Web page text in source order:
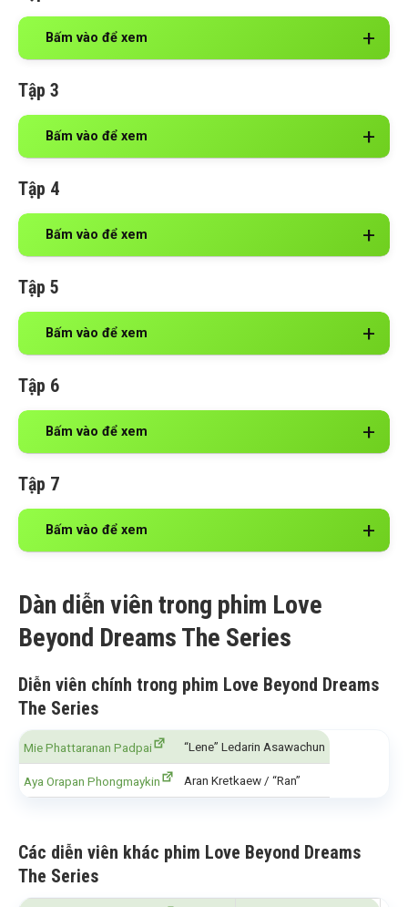
Bấm vào để xem
Tập 3
Bấm vào để xem
Tập 4
Bấm vào để xem
Tập 5
Bấm vào để xem
Tập 6
Bấm vào để xem
Tập 7
Bấm vào để xem
Dàn diễn viên trong phim Love
Beyond Dreams The Series
Diễn viên chính trong phim Love Beyond Dreams
The Series
Mie Phattaranan Padpai “Lene” Ledarin Asawachun
Aya Orapan Phongmaykin Aran Kretkaew / “Ran”
Các diễn viên khác phim Love Beyond Dreams
The Series